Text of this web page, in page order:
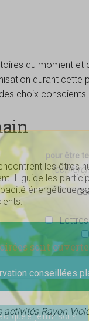
du moment et
durant cette
choix conscients
les êtres
Il guide les
énergétique
sont
conseillées
activités Rayon
pour être
Lettres
laisser ce champ